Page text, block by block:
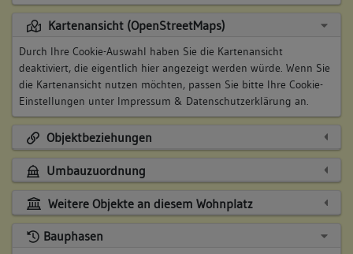
Kartenansicht (OpenStreetMaps)
Durch Ihre Cookie-Auswahl haben Sie die Kartenansicht
deaktiviert, die eigentlich hier angezeigt werden würde. Wenn Sie
die Kartenansicht nutzen möchten, passen Sie bitte Ihre Cookie-
Einstellungen unter Impressum & Datenschutzerklärung an.
Objektbeziehungen
Umbauzuordnung
Weitere Objekte an diesem Wohnplatz
Bauphasen